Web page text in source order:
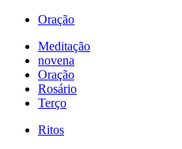
Oração
Meditação
novena
Oração
Rosário
Terço
Ritos